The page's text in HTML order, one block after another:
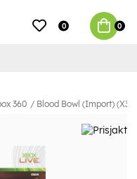
0 0
360 Blood Bowl (Import)